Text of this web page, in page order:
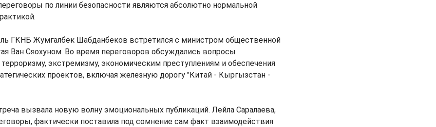
по линии безопасности являются абсолютно нормальной
ГКНБ Жумгалбек Шабданбеков встретился с министром общественной
Ван Сяохуном. Во время переговоров обсуждались вопросы
экстремизму, экономическим преступлениям и обеспечения
проектов, включая железную дорогу "Китай - Кыргызстан -
вызвала новую волну эмоциональных публикаций. Лейла Саралаева,
фактически поставила под сомнение сам факт взаимодействия